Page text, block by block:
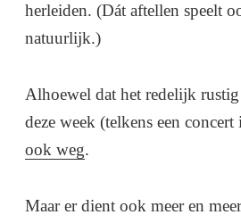
herleiden. (Dát aftellen speelt
natuurlijk.)
Alhoewel dat het redelijk
deze week (telkens een
ook weg.
Maar er dient ook meer en